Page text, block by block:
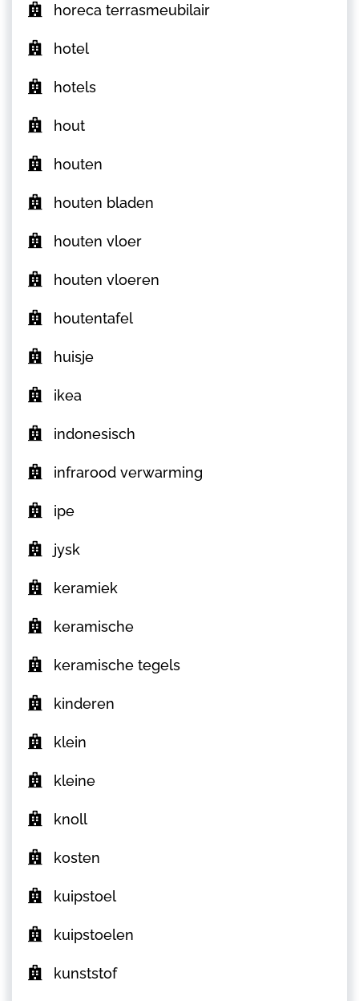
horeca terrasmeubilair
hotel
hotels
hout
houten
houten bladen
houten vloer
houten vloeren
houtentafel
huisje
ikea
indonesisch
infrarood verwarming
ipe
jysk
keramiek
keramische
keramische tegels
kinderen
klein
kleine
knoll
kosten
kuipstoel
kuipstoelen
kunststof